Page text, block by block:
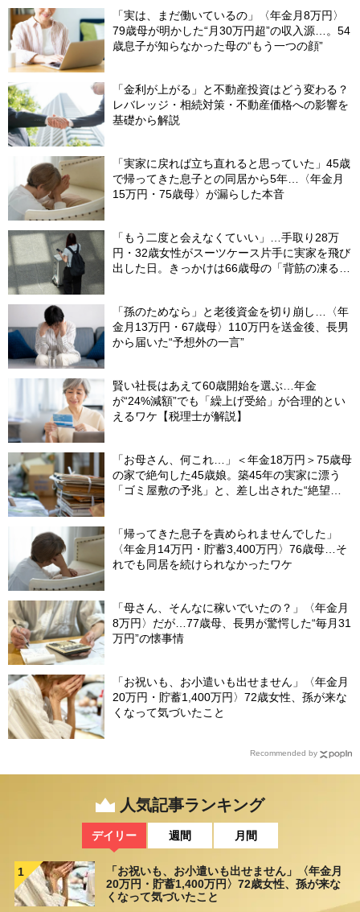
「実は、まだ働いているの」〈年金月8万円〉
79歳母が明かした“月30万円超”の収入源…。54
歳息子が知らなかった母の“もう一つの顔”
「金利が上がる」と不動産投資はどう変わる？
レバレッジ・相続対策・不動産価格への影響を
基礎から解説
「実家に戻れば立ち直れると思っていた」45歳
で帰ってきた息子との同居から5年…〈年金月
15万円・75歳母〉が漏らした本音
「もう二度と会えなくていい」…手取り28万
円・32歳女性がスーツケース片手に実家を飛び
出した日。きっかけは66歳母の「背筋の凍る一
「孫のためなら」と老後資金を切り崩し…〈年
金月13万円・67歳母〉110万円を送金後、長男
から届いた“予想外の一言”
賢い社長はあえて60歳開始を選ぶ…年金
が“24%減額”でも「繰上げ受給」が合理的とい
えるワケ【税理士が解説】
「お母さん、何これ…」＜年金18万円＞75歳母
の家で絶句した45歳娘。築45年の実家に漂う
「ゴミ屋敷の予兆」と、差し出された“絶望の
「帰ってきた息子を責められませんでした」
〈年金月14万円・貯蓄3,400万円〉76歳母…そ
れでも同居を続けられなかったワケ
「母さん、そんなに稼いでいたの？」〈年金月
8万円〉だが…77歳母、長男が驚愕した“毎月31
万円”の懐事情
「お祝いも、お小遣いも出せません」〈年金月
20万円・貯蓄1,400万円〉72歳女性、孫が来な
くなって気づいたこと
Recommended by
人気記事ランキング
デイリー 週間 月間
1
「お祝いも、お小遣いも出せません」〈年金月
20万円・貯蓄1,400万円〉72歳女性、孫が来な
くなって気づいたこと